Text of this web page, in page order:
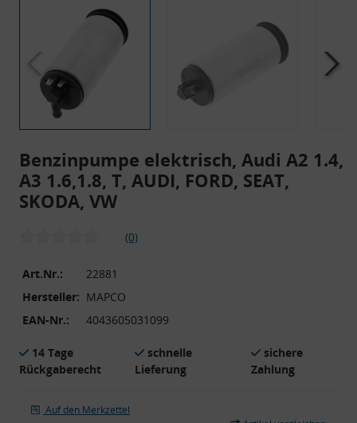
Benzinpumpe elektrisch, Audi A2 1.4,
A3 1.6,1.8, T, AUDI, FORD, SEAT,
SKODA, VW
(0)
Art.Nr.:
22881
Hersteller: MAPCO
EAN-Nr.:
4043605031099
14 Tage
Rückgaberecht
schnelle
Lieferung
sichere
Zahlung
Auf den Merkzettel